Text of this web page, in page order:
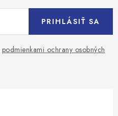
podmienkami ochrany osobných
PRIHLÁSIŤ SA